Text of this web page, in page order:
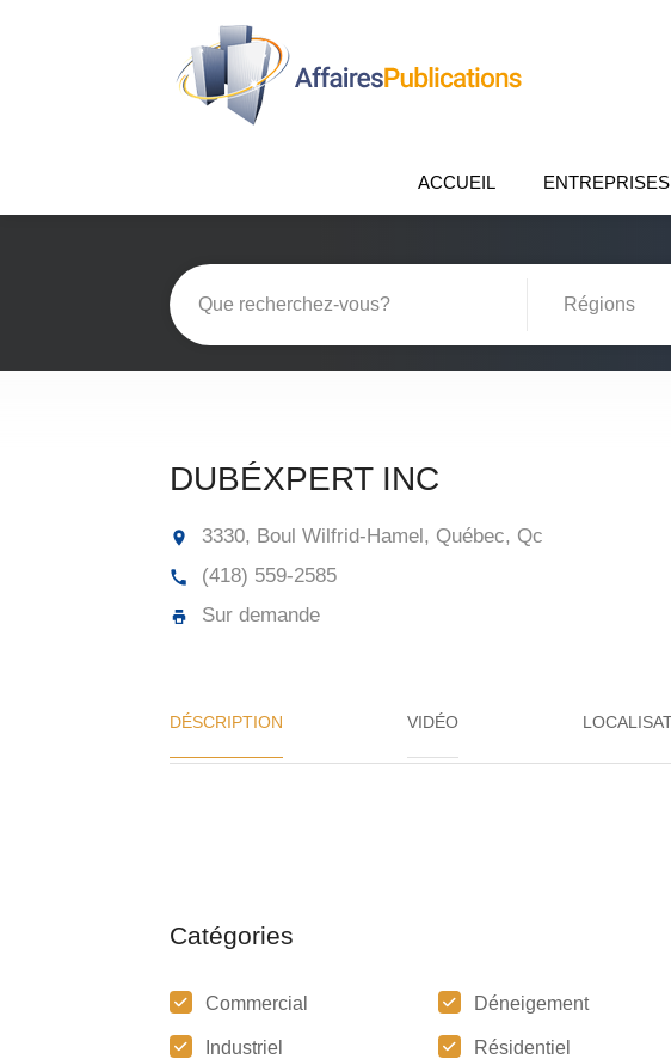
ACCUEIL ENTREPRISES
DUBÉXPERT INC
3330, Boul Wilfrid-Hamel, Québec, Qc
(418) 559-2585
Sur demande
DÉSCRIPTION VIDÉO
Catégories
Commercial Déneigement
Industriel Résidentiel